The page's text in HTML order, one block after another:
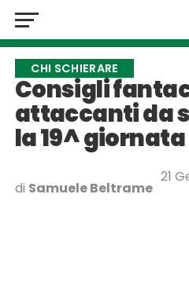
CHI SCHIERARE
Consigli
attaccanti da
la 19^ giornata
di Samuele Beltrame
21